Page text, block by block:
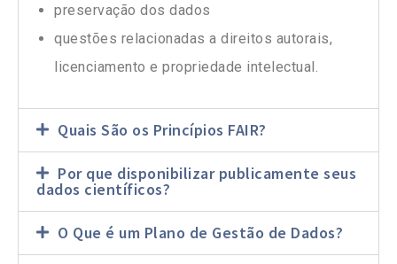
preservação dos dados
questões relacionadas a direitos autorais,
licenciamento e propriedade intelectual.
Quais São os Princípios FAIR?
Por que disponibilizar publicamente seus
dados científicos?
O Que é um Plano de Gestão de Dados?